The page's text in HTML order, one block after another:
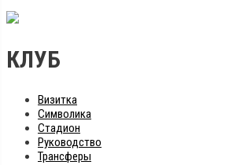
КЛУБ
Визитка
Символика
Стадион
Руководство
Трансферы